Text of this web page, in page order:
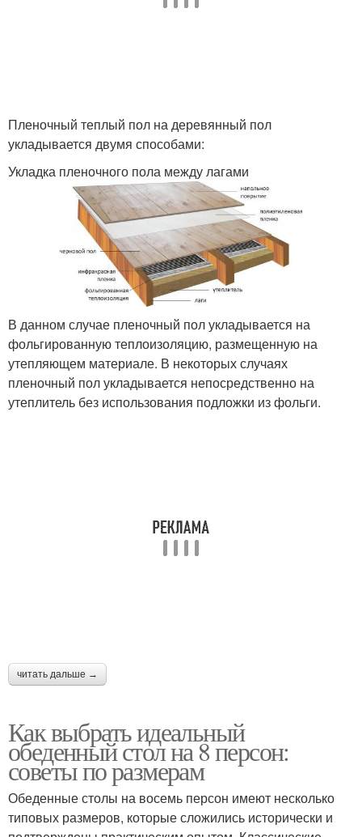
Пленочный теплый пол на деревянный пол
укладывается двумя способами:
Укладка пленочного пола между лагами
В данном случае пленочный пол укладывается на
фольгированную теплоизоляцию, размещенную на
утепляющем материале. В некоторых случаях
пленочный пол укладывается непосредственно на
утеплитель без использования подложки из фольги.
читать дальше →
Как выбрать идеальный
обеденный стол на 8 персон:
советы по размерам
Обеденные столы на восемь персон имеют несколько
типовых размеров, которые сложились исторически и